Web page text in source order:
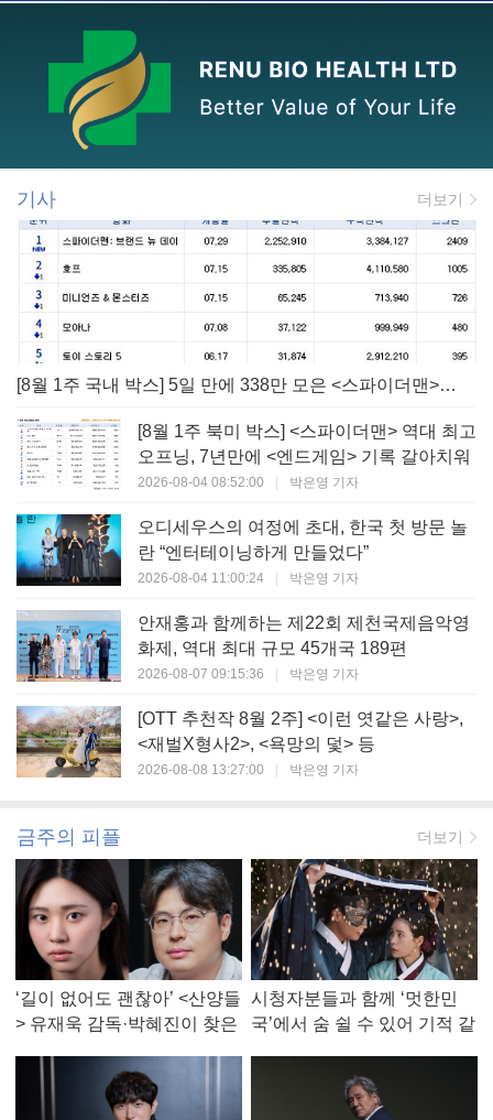
기사 더보기
[8월 1주 국내 박스] 5일 만에 338만 모은 <스파이더맨> 극장가 235% 대반등, <호프>는 400만 돌파
[8월 1주 북미 박스] <스파이더맨> 역대 최고
오프닝, 7년만에 <엔드게임> 기록 갈아치워
2026-08-04 08:52:00 | 박은영 기자
오디세우스의 여정에 초대, 한국 첫 방문 놀
란 “엔터테이닝하게 만들었다”
2026-08-04 11:00:24 | 박은영 기자
안재홍과 함께하는 제22회 제천국제음악영
화제, 역대 최대 규모 45개국 189편
2026-08-07 09:15:36 | 박은영 기자
[OTT 추천작 8월 2주] <이런 엿같은 사랑>,
<재벌X형사2>, <욕망의 덫> 등
2026-08-08 13:27:00 | 박은영 기자
금주의 피플 더보기
‘길이 없어도 괜찮아’ <산양들
> 유재욱 감독·박혜진이 찾은
시청자분들과 함께 ‘멋한민
국’에서 숨 쉴 수 있어 기적 같